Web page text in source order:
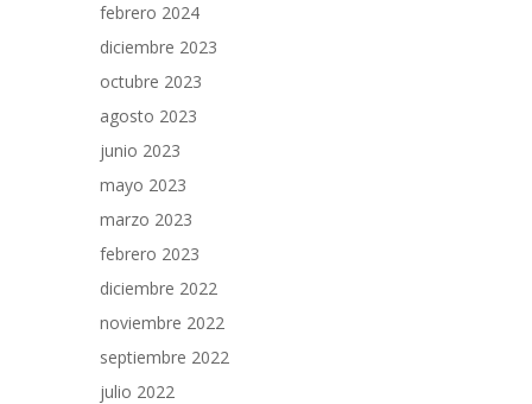
febrero 2024
diciembre 2023
octubre 2023
agosto 2023
junio 2023
mayo 2023
marzo 2023
febrero 2023
diciembre 2022
noviembre 2022
septiembre 2022
julio 2022